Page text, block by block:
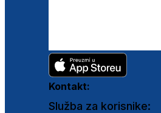
Kontakt:
Služba za korisnike: